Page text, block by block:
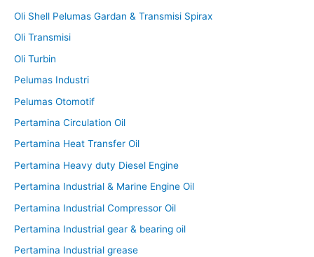
Oli Shell Pelumas Gardan & Transmisi Spirax
Oli Transmisi
Oli Turbin
Pelumas Industri
Pelumas Otomotif
Pertamina Circulation Oil
Pertamina Heat Transfer Oil
Pertamina Heavy duty Diesel Engine
Pertamina Industrial & Marine Engine Oil
Pertamina Industrial Compressor Oil
Pertamina Industrial gear & bearing oil
Pertamina Industrial grease